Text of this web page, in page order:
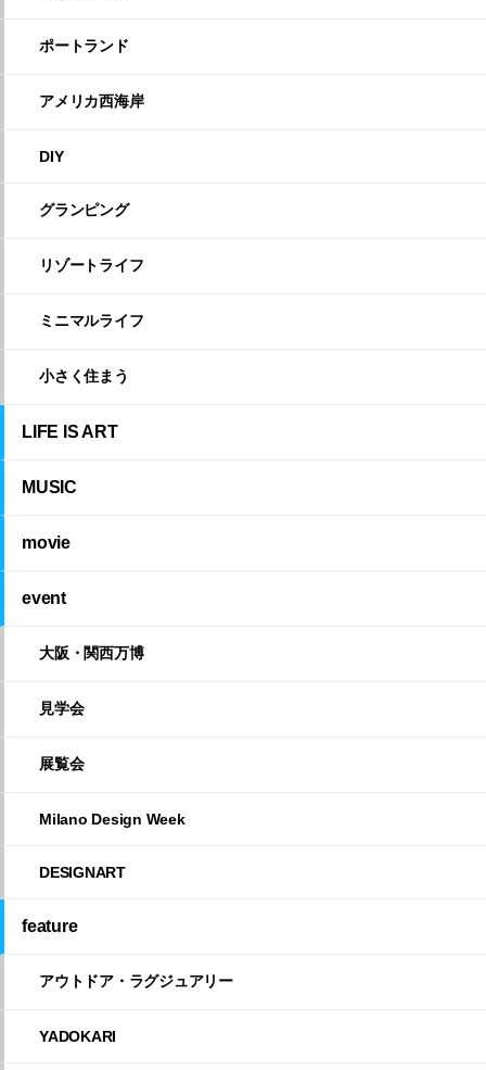
ポートランド
アメリカ西海岸
DIY
グランピング
リゾートライフ
ミニマルライフ
小さく住まう
LIFE IS ART
MUSIC
movie
event
大阪・関西万博
見学会
展覧会
Milano Design Week
DESIGNART
feature
アウトドア・ラグジュアリー
YADOKARI